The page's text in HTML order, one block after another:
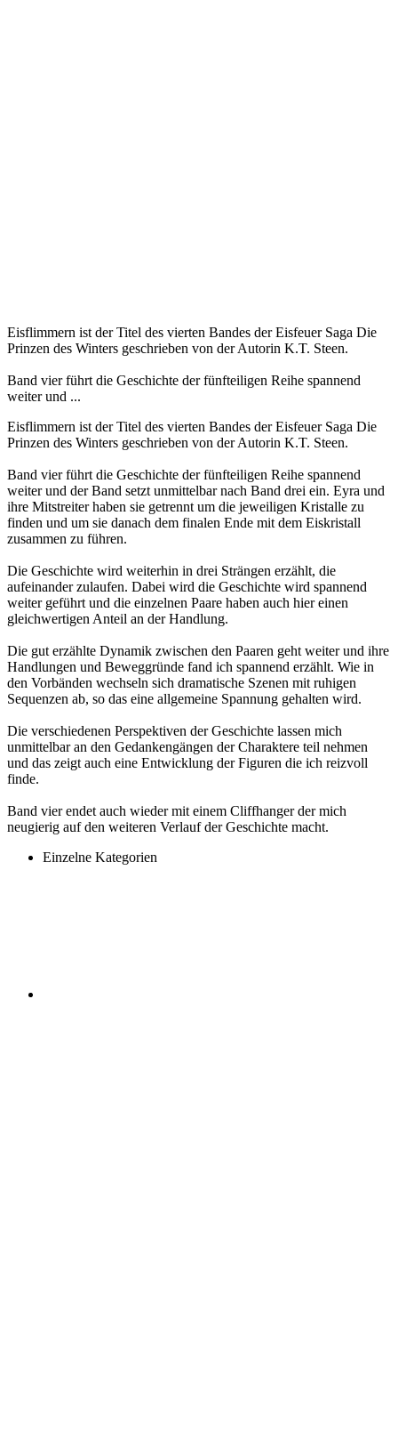
Eisflimmern ist der Titel des vierten Bandes der Eisfeuer Saga Die
Prinzen des Winters geschrieben von der Autorin K.T. Steen.
Band vier führt die Geschichte der fünfteiligen Reihe spannend
weiter und ...
Eisflimmern ist der Titel des vierten Bandes der Eisfeuer Saga Die
Prinzen des Winters geschrieben von der Autorin K.T. Steen.
Band vier führt die Geschichte der fünfteiligen Reihe spannend
weiter und der Band setzt unmittelbar nach Band drei ein. Eyra und
ihre Mitstreiter haben sie getrennt um die jeweiligen Kristalle zu
finden und um sie danach dem finalen Ende mit dem Eiskristall
zusammen zu führen.
Die Geschichte wird weiterhin in drei Strängen erzählt, die
aufeinander zulaufen. Dabei wird die Geschichte wird spannend
weiter geführt und die einzelnen Paare haben auch hier einen
gleichwertigen Anteil an der Handlung.
Die gut erzählte Dynamik zwischen den Paaren geht weiter und ihre
Handlungen und Beweggründe fand ich spannend erzählt. Wie in
den Vorbänden wechseln sich dramatische Szenen mit ruhigen
Sequenzen ab, so das eine allgemeine Spannung gehalten wird.
Die verschiedenen Perspektiven der Geschichte lassen mich
unmittelbar an den Gedankengängen der Charaktere teil nehmen
und das zeigt auch eine Entwicklung der Figuren die ich reizvoll
finde.
Band vier endet auch wieder mit einem Cliffhanger der mich
neugierig auf den weiteren Verlauf der Geschichte macht.
Einzelne Kategorien